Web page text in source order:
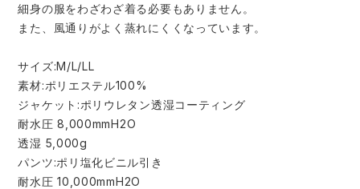
​細身の服をわざわざ着る必要もありません。​
​また、風通りがよく蒸れにくくなっています。​
サイズ:M/L/LL​
素材:ポリエステル100%
ジャケット:ポリウレタン透湿コーティング
耐水圧 8,000mmH2O
透湿 5,000g
パンツ:ポリ塩化ビニル引き
​耐水圧 10,000mmH2O